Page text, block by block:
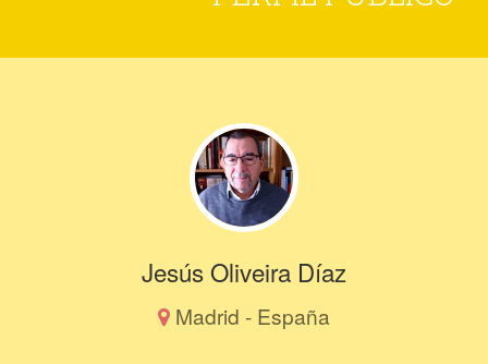
Jesús Oliveira Díaz
Madrid - España